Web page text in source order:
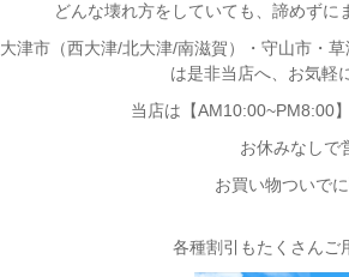
どんな壊れ方をしていても、諦めずに
大津市（西大津/北大津/南滋賀）・守山市・
は是非当店へ、お気軽
当店は【AM10:00~PM8:00
お休みなしで
お買い物ついで
各種割引もたくさんご